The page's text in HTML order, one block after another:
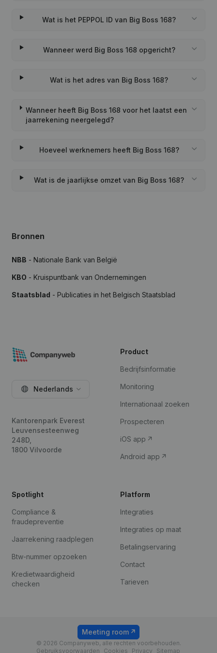
Wat is het PEPPOL ID van Big Boss 168?
Wanneer werd Big Boss 168 opgericht?
Wat is het adres van Big Boss 168?
Wanneer heeft Big Boss 168 voor het laatst een
jaarrekening neergelegd?
Hoeveel werknemers heeft Big Boss 168?
Wat is de jaarlijkse omzet van Big Boss 168?
Bronnen
NBB - Nationale Bank van België
KBO - Kruispuntbank van Ondernemingen
Staatsblad - Publicaties in het Belgisch Staatsblad
Nederlands
Kantorenpark Everest
Leuvensesteenweg
248D,
1800 Vilvoorde
Product
Bedrijfsinformatie
Monitoring
Internationaal zoeken
Prospecteren
iOS app
Android app
Spotlight
Compliance &
fraudepreventie
Jaarrekening raadplegen
Btw-nummer opzoeken
Kredietwaardigheid
checken
Platform
Integraties
Integraties op maat
Betalingservaring
Contact
Tarieven
© 2026 Companyweb, alle rechten voorbehouden.
Gebruiksvoorwaarden
Cookies Privacy Sitemap
Meeting room